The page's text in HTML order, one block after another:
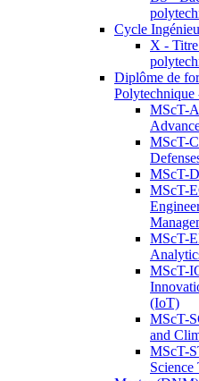
Cycle
X -
Diplôme de
MScT-
MScT-
MScT-
MScT-
MScT-
MScT-
(IoT)
MScT-
and
MScT-